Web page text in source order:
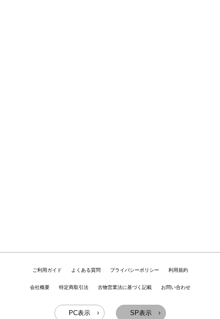
ご利用ガイド よくある質問 プライバシーポリシー 利用規約
会社概要 特定商取引法 古物営業法に基づく記載 お問い合わせ
PC表示 SP表示